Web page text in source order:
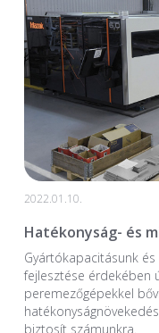
2022.01.10.
Hatékonyság- és
Gyártókapacitásunk
fejlesztése érdekében
peremezőgépekkel
biztosít számunkra.